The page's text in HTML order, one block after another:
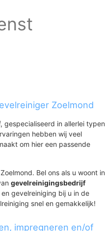
Zoelmond
gespecialiseerd in allerlei typen
hebben wij veel
om hier een passende
Bel ons als u woont in
gevelreinigingsbedrijf
gevelreiniging bij u in de
snel en gemakkelijk!
impregneren en/of